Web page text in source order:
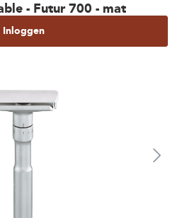
- Futur 700 - mat
Inloggen